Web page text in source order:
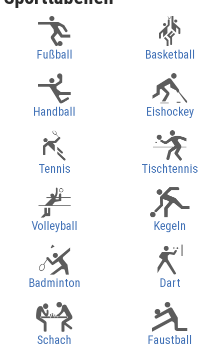
Fußball Basketball
Handball Eishockey
Tennis Tischtennis
Volleyball Kegeln
Badminton Dart
Schach Faustball